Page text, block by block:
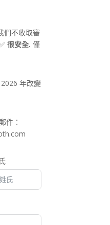
們不收取審
很安全. 僅
年改變
件：